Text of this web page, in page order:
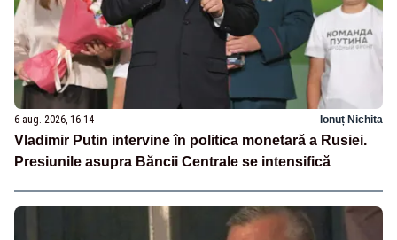
6 aug. 2026, 16:14 Ionuț Nichita
Vladimir Putin intervine în politica monetară a Rusiei.
Presiunile asupra Băncii Centrale se intensifică